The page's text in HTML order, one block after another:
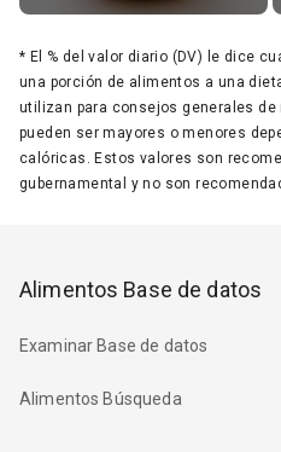
* El % del valor diario (DV) le dice
una porción de alimentos a una
utilizan para consejos generales
pueden ser mayores o menores
calóricas. Estos valores son
gubernamental y no son
Alimentos Base de datos
Examinar Base de datos
Alimentos Búsqueda